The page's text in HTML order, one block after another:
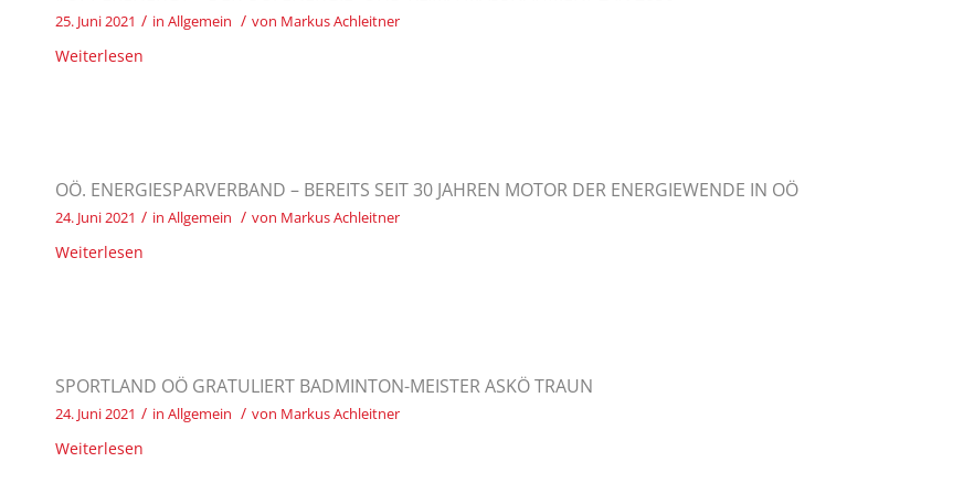
25. Juni 2021 / in Allgemein / von Markus Achleitner
Weiterlesen
OÖ. ENERGIESPARVERBAND – BEREITS SEIT 30 JAHREN MOTOR DER ENERGIEWENDE IN OÖ
24. Juni 2021 / in Allgemein / von Markus Achleitner
Weiterlesen
SPORTLAND OÖ GRATULIERT BADMINTON-MEISTER ASKÖ TRAUN
24. Juni 2021 / in Allgemein / von Markus Achleitner
Weiterlesen